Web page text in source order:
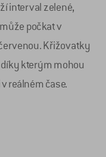
interval zelené,
počkat v
Křižovatky
kterým mohou
reálném čase.